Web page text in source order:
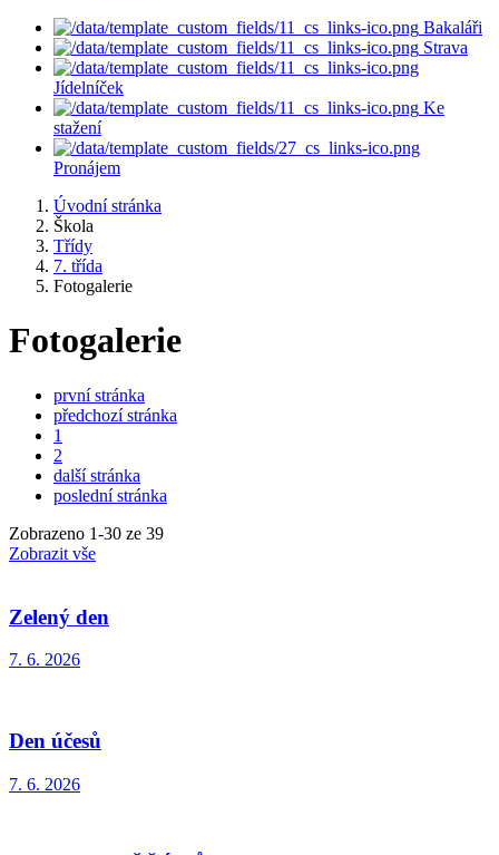
Bakaláři
Strava
Jídelníček
Ke
stažení
Pronájem
Úvodní stránka
Škola
Třídy
7. třída
Fotogalerie
Fotogalerie
první stránka
předchozí stránka
1
2
další stránka
poslední stránka
Zobrazeno 1-30 ze 39
Zobrazit vše
Zelený den
7. 6. 2026
Den účesů
7. 6. 2026